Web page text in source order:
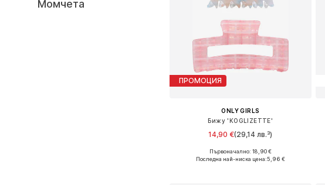
Момчета
ПРОМОЦИЯ
ONLY GIRLS
Бижу 'KOGLIZETTE'
14,90 €(29,14 лв.³)
Налични размери: One Size
Първоначално: 18,90 €
Последна най-ниска цена:5,96 €